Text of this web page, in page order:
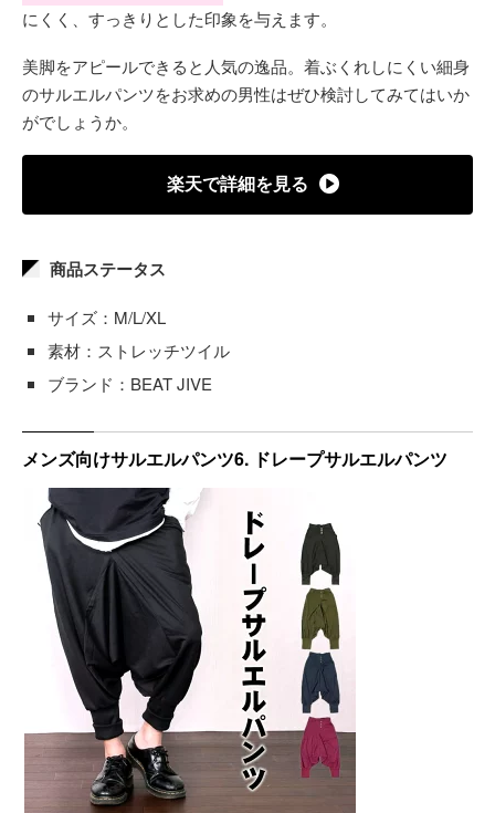
にくく、すっきりとした印象を与えます。
美脚をアピールできると人気の逸品。着ぶくれしにくい細身
のサルエルパンツをお求めの男性はぜひ検討してみてはいか
がでしょうか。
楽天で詳細を見る
商品ステータス
サイズ：M/L/XL
素材：ストレッチツイル
ブランド：BEAT JIVE
メンズ向けサルエルパンツ6. ドレープサルエルパンツ